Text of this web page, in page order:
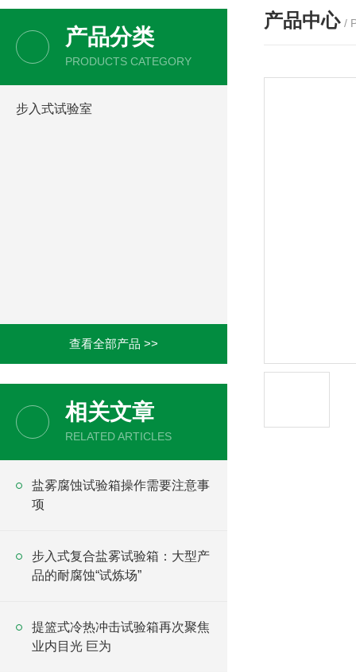
产品分类
PRODUCTS CATEGORY
步入式试验室
查看全部产品 >>
相关文章
RELATED ARTICLES
盐雾腐蚀试验箱操作需要注意事
项
步入式复合盐雾试验箱：大型产
品的耐腐蚀“试炼场”
提篮式冷热冲击试验箱再次聚焦
业内目光 巨为
产品中心 /